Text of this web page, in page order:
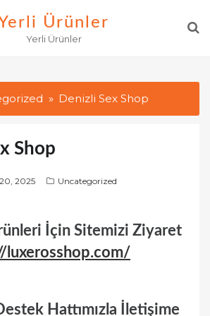
Ürünler
Yerli Ürünler
Denizli Sex Shop
Shop
2025
Uncategorized
İçin Sitemizi Ziyaret
luxerosshop.com/
Hattımızla İletişime